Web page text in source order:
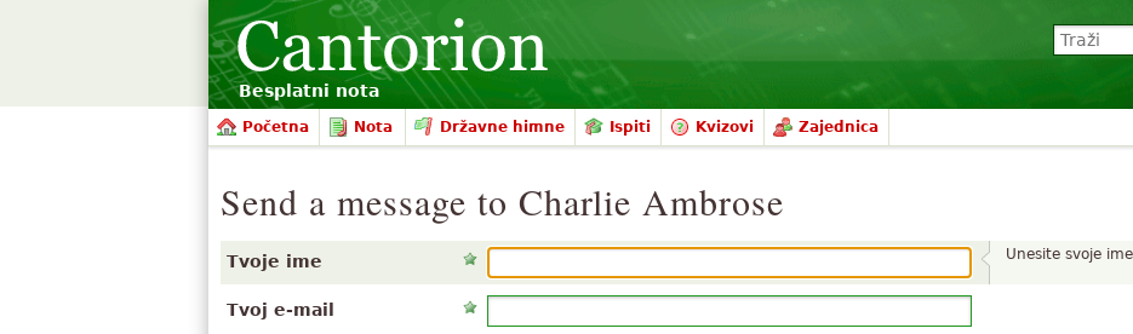
Besplatni nota
Početna Nota Državne himne Ispiti Kvizovi Zajednica
Send a message to Charlie Ambrose
Unesite svoje
Tvoje ime
Tvoj e-mail